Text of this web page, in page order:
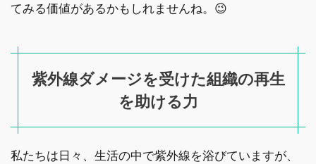
てみる価値があるかもしれませんね。😉
紫外線ダメージを受けた組織の再生
を助ける力
私たちは日々、生活の中で紫外線を浴びていますが、